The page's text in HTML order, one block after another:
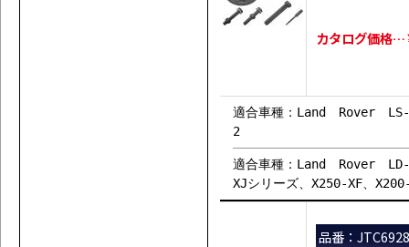
カタログ価格
適合車種：Land Rover
2
適合車種：Land Rover
XJシリーズ、X250-XF、
品番：JTC6928